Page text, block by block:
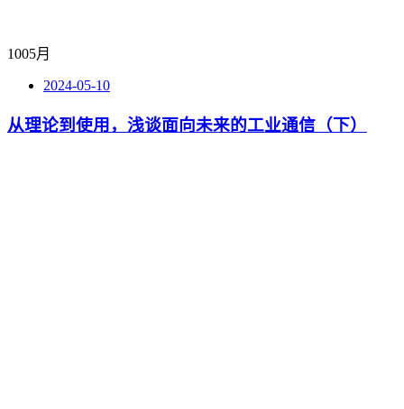
1005月
2024-05-10
从理论到使用，浅谈面向未来的工业通信（下）